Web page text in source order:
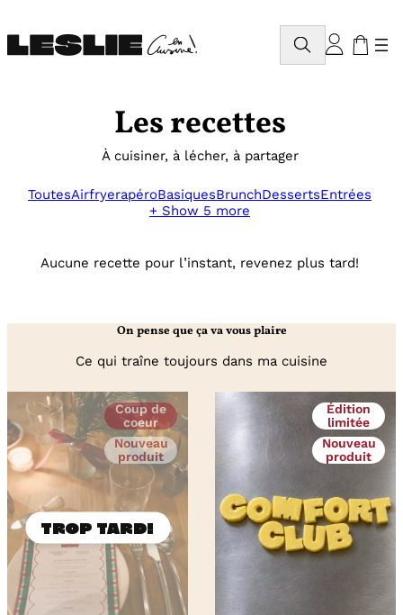
au
contenu
Rechercher
Les recettes
À cuisiner, à lécher, à partager
ToutesAirfryerapéroBasiquesBrunchDessertsEntrées
+ Show 5 more
Aucune recette pour l’instant, revenez plus tard!
On pense que ça va vous plaire
Ce qui traîne toujours dans ma cuisine
Coup de
coeur
Nouveau
produit
Édition
limitée
Nouveau
produit